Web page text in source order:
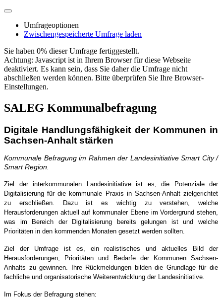
Umfrageoptionen
Zwischengespeicherte Umfrage laden
Sie haben 0% dieser Umfrage fertiggestellt.
Achtung: Javascript ist in Ihrem Browser für diese Webseite
deaktiviert. Es kann sein, dass Sie daher die Umfrage nicht
abschließen werden können. Bitte überprüfen Sie Ihre Browser-
Einstellungen.
SALEG Kommunalbefragung
Digitale Handlungsfähigkeit der Kommunen in
Sachsen-Anhalt stärken
Kommunale Befragung im Rahmen der Landesinitiative Smart City /
Smart Region.
Ziel der interkommunalen Landesinitiative ist es, die Potenziale der
Digitalisierung für die kommunale Praxis in Sachsen-Anhalt zielgerichtet
zu erschließen. Dazu ist es wichtig zu verstehen, welche
Herausforderungen aktuell auf kommunaler Ebene im Vordergrund stehen,
was im Bereich der Digitalisierung bereits gelungen ist und welche
Prioritäten in den kommenden Monaten gesetzt werden sollten.
Ziel der Umfrage ist es, ein realistisches und aktuelles Bild der
Herausforderungen, Prioritäten und Bedarfe der Kommunen Sachsen-
Anhalts zu gewinnen. Ihre Rückmeldungen bilden die Grundlage für die
fachliche und organisatorische Weiterentwicklung der Landesinitiative.
Im Fokus der Befragung stehen: